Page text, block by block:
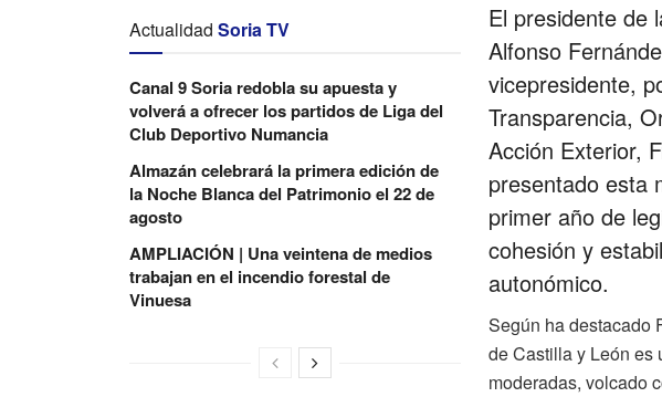
Actualidad Soria TV
Canal 9 Soria redobla su apuesta y
volverá a ofrecer los partidos de Liga del
Club Deportivo Numancia
Almazán celebrará la primera edición de
la Noche Blanca del Patrimonio el 22 de
agosto
AMPLIACIÓN | Una veintena de medios
trabajan en el incendio forestal de
Vinuesa
El presidente de
Alfonso
vicepresidente,
Transparencia,
Acción Exterior,
presentado esta
primer año de
cohesión y
autonómico.
Según ha destacado
de Castilla y León es
moderadas, volcado